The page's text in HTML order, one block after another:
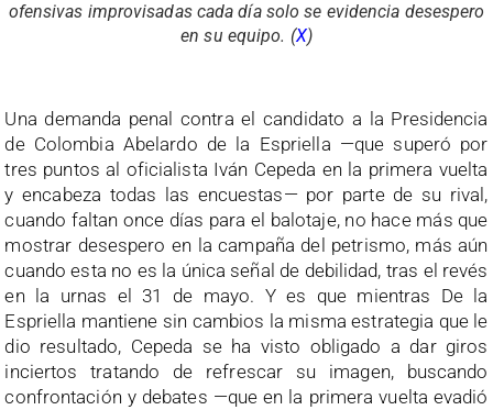
ofensivas improvisadas cada día solo se evidencia desespero
en su equipo. (X)
Una demanda penal contra el candidato a la Presidencia
de Colombia Abelardo de la Espriella —que superó por
tres puntos al oficialista Iván Cepeda en la primera vuelta
y encabeza todas las encuestas— por parte de su rival,
cuando faltan once días para el balotaje, no hace más que
mostrar desespero en la campaña del petrismo, más aún
cuando esta no es la única señal de debilidad, tras el revés
en la urnas el 31 de mayo. Y es que mientras De la
Espriella mantiene sin cambios la misma estrategia que le
dio resultado, Cepeda se ha visto obligado a dar giros
inciertos tratando de refrescar su imagen, buscando
confrontación y debates —que en la primera vuelta evadió